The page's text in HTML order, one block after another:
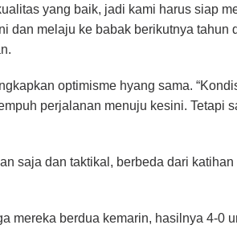
yang baik, jadi kami harus siap
dan melaju ke babak berikutnya tahun
optimisme hyang sama.
perjalanan menuju kesini. Tetapi
saja dan taktikal, berbeda dari katihan
mereka berdua kemarin, hasilnya 4-0